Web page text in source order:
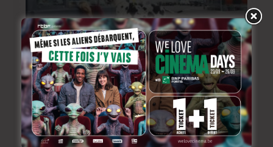
BRIFF 2026: la Compétition belge!
4 jours ago